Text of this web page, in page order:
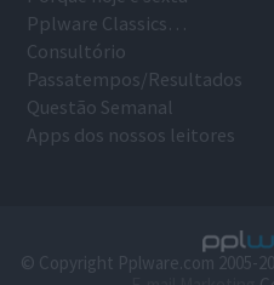
Pplware Classics…
Consultório
Passatempos/Resultados
Questão Semanal
Apps dos nossos leitores
© Copyright Pplware.com 2005-